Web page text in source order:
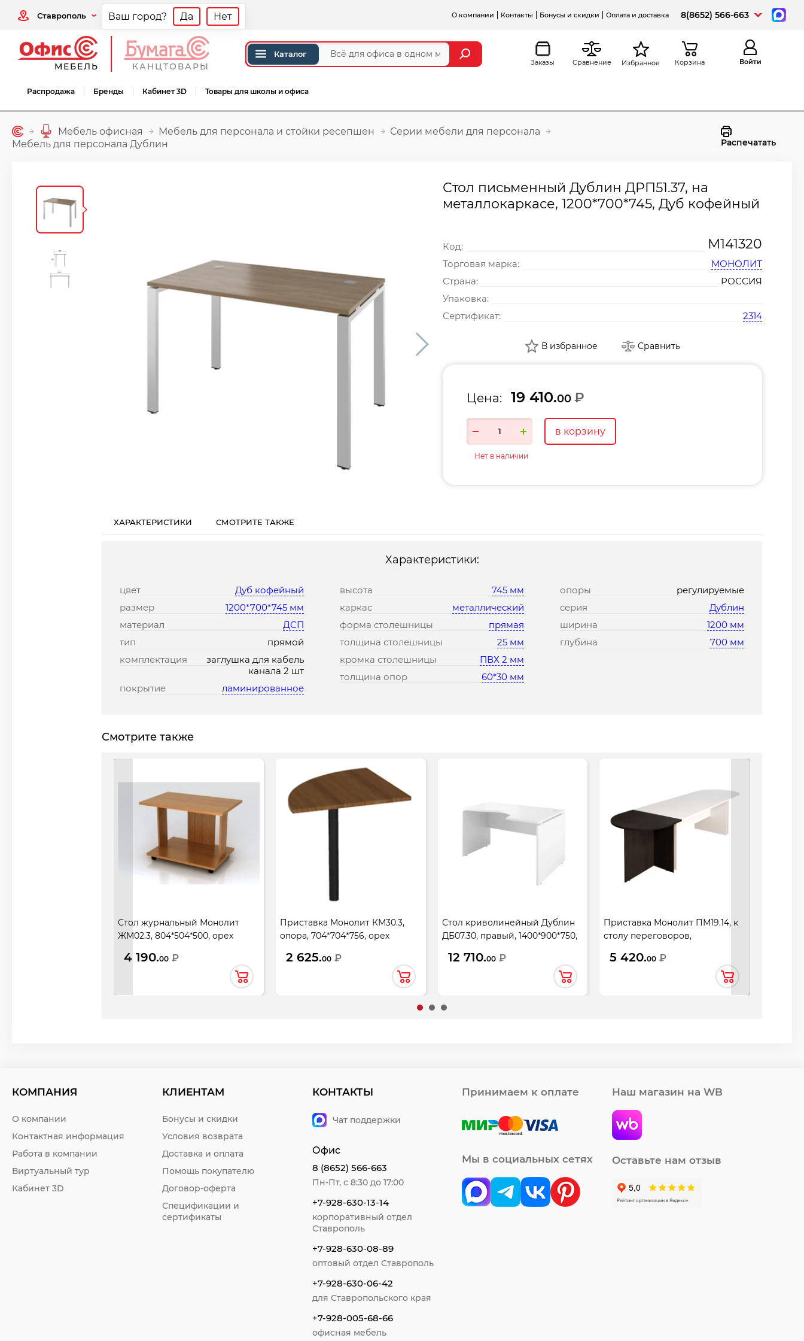
Ставрополь Ваш город? Да Нет О компании Контакты Бонусы и скидки Оплата и доставка 8(8652) 566-663
МЕБЕЛЬ КАНЦТОВАРЫ
Каталог
Заказы Сравнение Избранное Корзина Войти
Распродажа Бренды Кабинет 3D Товары для школы и офиса
Мебель офисная Мебель для персонала и стойки ресепшен
Серии мебели для персонала
Мебель для персонала Дублин
Распечатать
Стол письменный Дублин ДРП51.37, на
металлокаркасе, 1200*700*745, Дуб кофейный
Код: М141320
Торговая марка:
МОНОЛИТ
Страна:
РОССИЯ
Упаковка:
Сертификат:
2314
В избранное Сравнить
Цена: 19 410.00 ₽
в корзину
Нет в наличии
ХАРАКТЕРИСТИКИ СМОТРИТЕ ТАКЖЕ
Характеристики:
цвет
Дуб кофейный
размер
1200*700*745 мм
материал
ДСП
тип
прямой
комплектация
заглушка для кабель
канала 2 шт
покрытие
ламинированное
высота
745 мм
каркас
металлический
форма столешницы
прямая
толщина столешницы
25 мм
кромка столешницы
ПВХ 2 мм
толщина опор
60*30 мм
опоры
регулируемые
серия
Дублин
ширина
1200 мм
глубина
700 мм
Смотрите также
Стол журнальный Монолит
ЖМ02.3, 804*504*500, орех
4 190.00 ₽
Приставка Монолит КМ30.3,
опора, 704*704*756, орех
2 625.00 ₽
Стол криволинейный Дублин
ДБ07.30, правый, 1400*900*750,
12 710.00 ₽
Приставка Монолит ПМ19.14, к
столу переговоров,
5 420.00 ₽
КОМПАНИЯ
О компании
Контактная информация
Работа в компании
Виртуальный тур
Кабинет 3D
КЛИЕНТАМ
Бонусы и скидки
Условия возврата
Доставка и оплата
Помощь покупателю
Договор-оферта
Спецификации и
сертификаты
КОНТАКТЫ
Чат поддержки
Офис
8 (8652) 566-663
Пн-Пт, с 8:30 до 17:00
+7-928-630-13-14
корпоративный отдел
Ставрополь
+7-928-630-08-89
оптовый отдел Ставрополь
+7-928-630-06-42
для Ставропольского края
+7-928-005-68-66
офисная мебель
Принимаем к оплате
Мы в социальных сетях
Наш магазин на WB
Оставьте нам отзыв